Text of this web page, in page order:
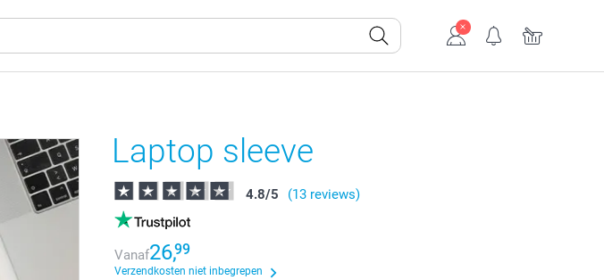
Laptop sleeve
4.8/5 (13 reviews)
Vanaf26,99
Verzendkosten niet inbegrepen